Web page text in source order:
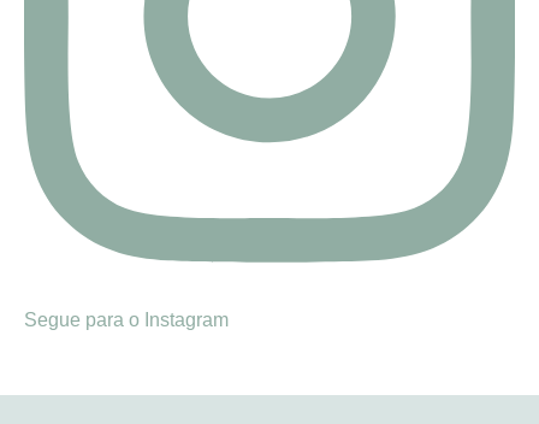
Segue para o Instagram